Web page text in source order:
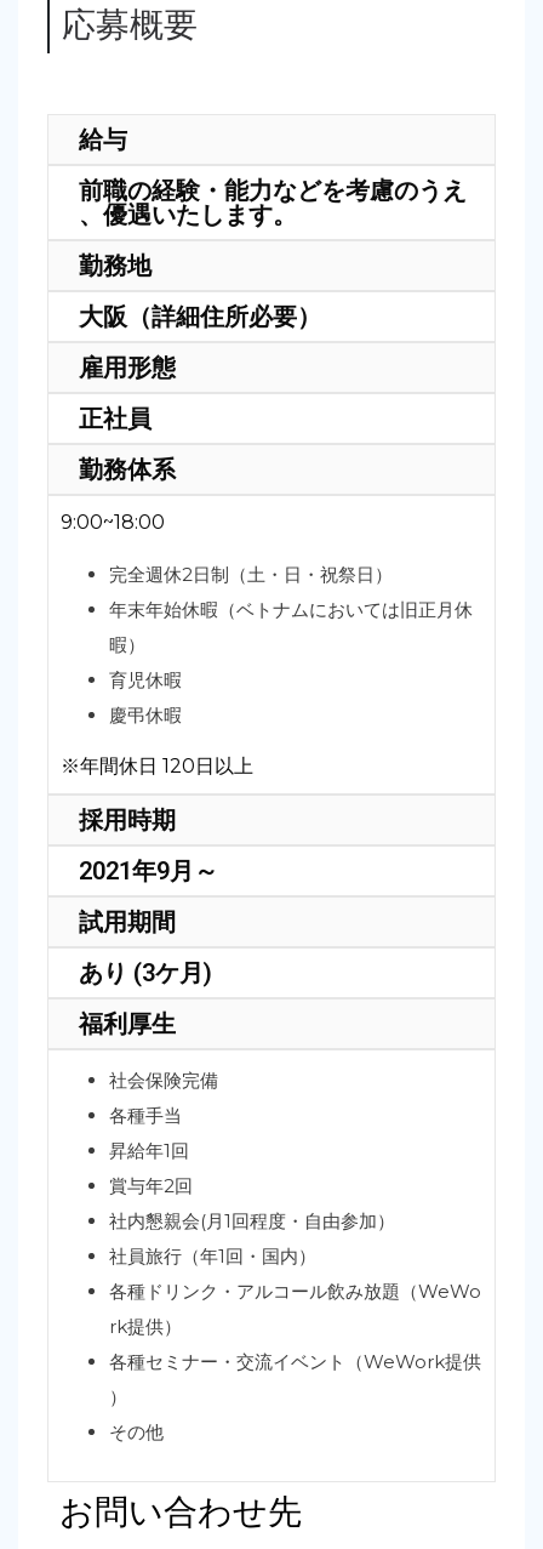
応募概要
給与
前職の経験・能力などを考慮のうえ
、優遇いたします。
勤務地
大阪（詳細住所必要）
雇用形態
正社員
勤務体系
9:00~18:00
完全週休2日制（土・日・祝祭日）
年末年始休暇（ベトナムにおいては旧正月休
暇）
育児休暇
慶弔休暇
※年間休日 120日以上
採用時期
2021年9月～
試用期間
あり (3ケ月)
福利厚生
社会保険完備
各種手当
昇給年1回
賞与年2回
社内懇親会(月1回程度・自由参加）
社員旅行（年1回・国内）
各種ドリンク・アルコール飲み放題（WeWo
rk提供）
各種セミナー・交流イベント（WeWork提供
）
その他
お問い合わせ先